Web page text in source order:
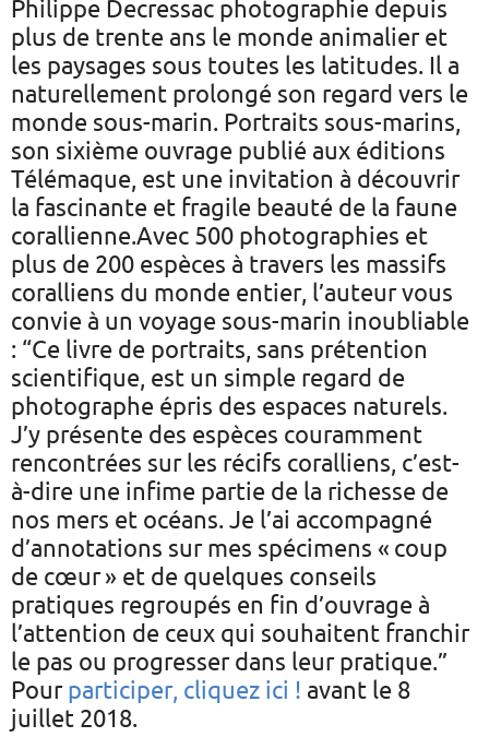
Philippe Decressac photographie depuis
plus de trente ans le monde animalier et
les paysages sous toutes les latitudes. Il a
naturellement prolongé son regard vers le
monde sous-marin. Portraits sous-marins,
son sixième ouvrage publié aux éditions
Télémaque, est une invitation à découvrir
la fascinante et fragile beauté de la faune
corallienne.Avec 500 photographies et
plus de 200 espèces à travers les massifs
coralliens du monde entier, l’auteur vous
convie à un voyage sous-marin inoubliable
: “Ce livre de portraits, sans prétention
scientifique, est un simple regard de
photographe épris des espaces naturels.
J’y présente des espèces couramment
rencontrées sur les récifs coralliens, c’est-
à-dire une infime partie de la richesse de
nos mers et océans. Je l’ai accompagné
d’annotations sur mes spécimens « coup
de cœur » et de quelques conseils
pratiques regroupés en fin d’ouvrage à
l’attention de ceux qui souhaitent franchir
le pas ou progresser dans leur pratique.”
Pourparticiper, cliquez ici ! avant le 8
juillet 2018.